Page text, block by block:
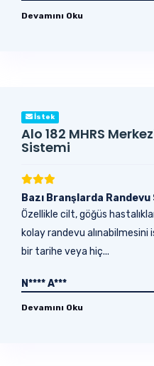
Devamını Oku
İstek
Alo 182 MHRS
Sistemi
Bazı Branşlarda
Özellikle cilt, göğüs
kolay randevu
bir tarihe veya hiç...
N**** A***
Devamını Oku